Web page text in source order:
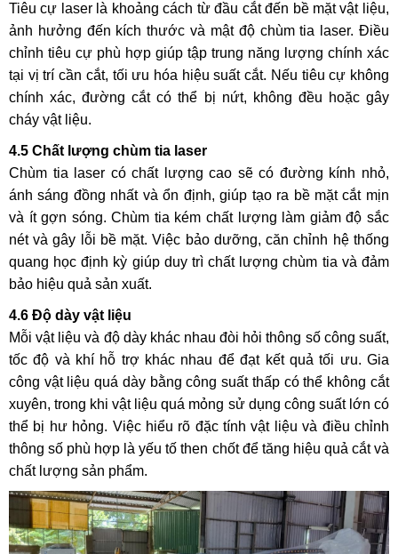
Tiêu cự laser là khoảng cách từ đầu cắt đến bề mặt vật liệu,
ảnh hưởng đến kích thước và mật độ chùm tia laser. Điều
chỉnh tiêu cự phù hợp giúp tập trung năng lượng chính xác
tại vị trí cần cắt, tối ưu hóa hiệu suất cắt. Nếu tiêu cự không
chính xác, đường cắt có thể bị nứt, không đều hoặc gây
cháy vật liệu.
4.5 Chất lượng chùm tia laser
Chùm tia laser có chất lượng cao sẽ có đường kính nhỏ,
ánh sáng đồng nhất và ổn định, giúp tạo ra bề mặt cắt mịn
và ít gợn sóng. Chùm tia kém chất lượng làm giảm độ sắc
nét và gây lỗi bề mặt. Việc bảo dưỡng, căn chỉnh hệ thống
quang học định kỳ giúp duy trì chất lượng chùm tia và đảm
bảo hiệu quả sản xuất.
4.6 Độ dày vật liệu
Mỗi vật liệu và độ dày khác nhau đòi hỏi thông số công suất,
tốc độ và khí hỗ trợ khác nhau để đạt kết quả tối ưu. Gia
công vật liệu quá dày bằng công suất thấp có thể không cắt
xuyên, trong khi vật liệu quá mỏng sử dụng công suất lớn có
thể bị hư hỏng. Việc hiểu rõ đặc tính vật liệu và điều chỉnh
thông số phù hợp là yếu tố then chốt để tăng hiệu quả cắt và
chất lượng sản phẩm.